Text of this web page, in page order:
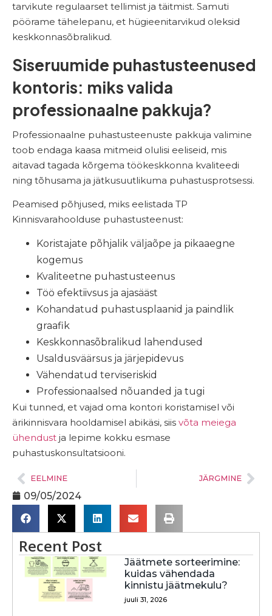
tarvikute regulaarset tellimist ja täitmist. Samuti
pöörame tähelepanu, et hügieenitarvikud oleksid
keskkonnasõbralikud.
Siseruumide puhastusteenused
kontoris: miks valida
professionaalne pakkuja?
Professionaalne puhastusteenuste pakkuja valimine
toob endaga kaasa mitmeid olulisi eeliseid, mis
aitavad tagada kõrgema töökeskkonna kvaliteedi
ning tõhusama ja jätkusuutlikuma puhastusprotsessi.
Peamised põhjused, miks eelistada TP
Kinnisvarahoolduse puhastusteenust:
Koristajate põhjalik väljaõpe ja pikaaegne
kogemus
Kvaliteetne puhastusteenus
Töö efektiivsus ja ajasääst
Kohandatud puhastusplaanid ja paindlik
graafik
Keskkonnasõbralikud lahendused
Usaldusväärsus ja järjepidevus
Vähendatud terviseriskid
Professionaalsed nõuanded ja tugi
Kui tunned, et vajad oma kontori koristamisel või
ärikinnisvara hooldamisel abikäsi, siis võta meiega
ühendust ja lepime kokku esmase
puhastuskonsultatsiooni.
EELMINE JÄRGMINE
09/05/2024
Recent Post
Jäätmete sorteerimine:
kuidas vähendada
kinnistu jäätmekulu?
juuli 31, 2026